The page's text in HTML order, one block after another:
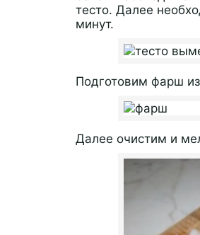
тесто. Далее
минут.
Подготовим фарш
Далее очистим и